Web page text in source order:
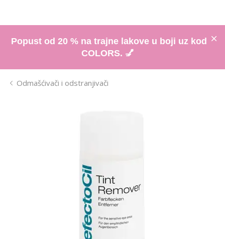
Popust od 20 % na trajne lakove u boji uz kod
COLORS. 💅
Odmašćivači i odstranjivači